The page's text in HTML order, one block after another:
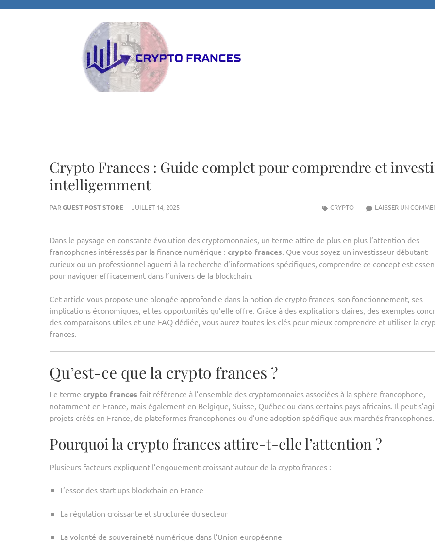
Crypto Frances : Guide complet pour comprendre et
intelligemment
PARGUEST POST STORE JUILLET 14, 2025 LAISSER UN
CRYPTO
Dans le paysage en constante évolution des cryptomonnaies, un terme attire de plus en plus l’attention des
francophones intéressés par la finance numérique : crypto frances. Que vous soyez un investisseur débutant
curieux ou un professionnel aguerri à la recherche d’informations spécifiques, comprendre ce concept est
pour naviguer efficacement dans l’univers de la blockchain.
Cet article vous propose une plongée approfondie dans la notion de crypto frances, son fonctionnement, ses
implications économiques, et les opportunités qu’elle offre. Grâce à des explications claires, des exemples
des comparaisons utiles et une FAQ dédiée, vous aurez toutes les clés pour mieux comprendre et utiliser la
frances.
Qu’est-ce que la crypto frances ?
Le terme crypto frances fait référence à l’ensemble des cryptomonnaies associées à la sphère francophone,
notamment en France, mais également en Belgique, Suisse, Québec ou dans certains pays africains. Il peut
projets créés en France, de plateformes francophones ou d’une adoption spécifique aux marchés francophones.
Pourquoi la crypto frances attire-t-elle l’attention ?
Plusieurs facteurs expliquent l’engouement croissant autour de la crypto frances :
L’essor des start-ups blockchain en France
La régulation croissante et structurée du secteur
La volonté de souveraineté numérique dans l’Union européenne